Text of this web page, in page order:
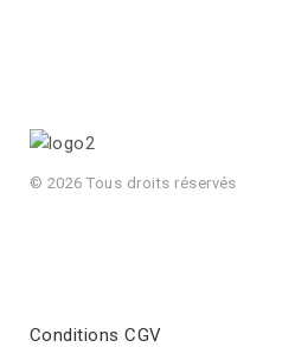
© 2026 Tous droits réservés
Conditions CGV